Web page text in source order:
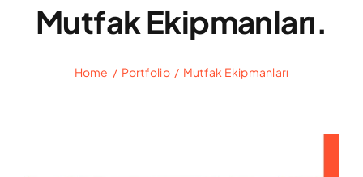
Mutfak Ekipmanları.
Home Portfolio Mutfak Ekipmanları